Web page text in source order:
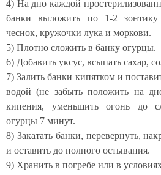
4) На дно каждой
банки выложить по 1-2
чеснок, кружочки лука и моркови.
5) Плотно сложить в банку огурцы.
6) Добавить уксус, всыпать сахар,
7) Залить банки кипятком и
водой (не забыть положить на
кипения, уменьшить огонь до
огурцы 7 минут.
8) Закатать банки, перевернуть,
и оставить до полного остывания.
9) Хранить в погребе или в